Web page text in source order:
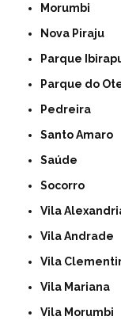
Morumbi
Nova Piraju
Parque
Parque do
Pedreira
Santo Amaro
Saúde
Socorro
Vila
Vila Andrade
Vila
Vila Mariana
Vila Morumbi